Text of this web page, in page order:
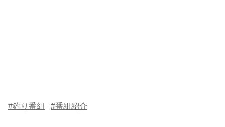
#釣り番組 #番組紹介